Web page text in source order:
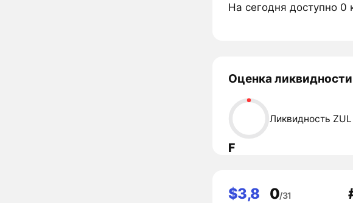
На сегодня доступно 0
Оценка
F
Ликвидность
$3,8 0/31